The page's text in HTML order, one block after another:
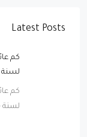
Latest Posts
كم
لسنة 2026
كم
لسنة 2026…